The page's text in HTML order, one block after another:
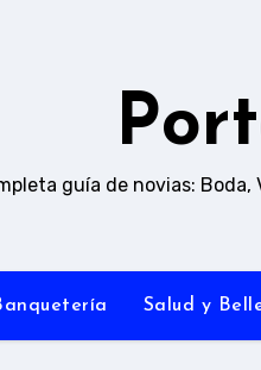
guía de novias: Boda,
Salud y